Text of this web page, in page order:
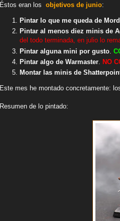
Éstos eran los objetivos de junio:
Pintar lo que me queda de
Pintar al menos diez minis de
del todo terminada, en julio lo
Pintar alguna mini por gusto
Pintar algo de Warmaster
NO
Montar las minis de
Este mes he montado concretamente:
Resumen de lo pintado: